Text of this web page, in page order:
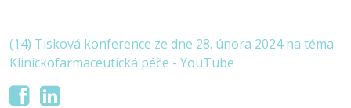
(14) Tisková konference ze dne 28. února 2024 na téma
Klinickofarmaceutická péče - YouTube